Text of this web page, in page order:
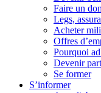
Faire un don
Legs,
Acheter
Offres
Pourquoi
Devenir
Se former
S’informer